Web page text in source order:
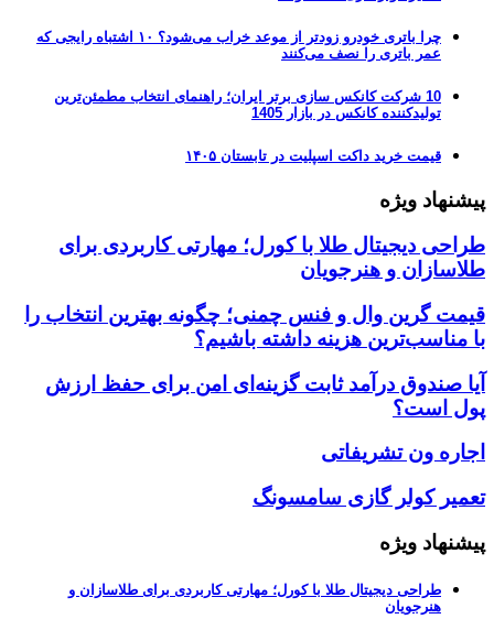
چرا باتری خودرو زودتر از موعد خراب می‌شود؟ ۱۰ اشتباه رایجی که
عمر باتری را نصف می‌کنند
10 شرکت کانکس سازی برتر ایران؛ راهنمای انتخاب مطمئن‌ترین
تولیدکننده کانکس در بازار 1405
قیمت خرید داکت اسپلیت در تابستان ۱۴۰۵
پیشنهاد ویژه
طراحی دیجیتال طلا با کورل؛ مهارتی کاربردی برای
طلاسازان و هنرجویان
قیمت گرین وال و فنس چمنی؛ چگونه بهترین انتخاب را
با مناسب‌ترین هزینه داشته باشیم؟
آیا صندوق درآمد ثابت گزینه‌ای امن برای حفظ ارزش
پول است؟
اجاره ون تشریفاتی
تعمیر کولر گازی سامسونگ
پیشنهاد ویژه
طراحی دیجیتال طلا با کورل؛ مهارتی کاربردی برای طلاسازان و
هنرجویان